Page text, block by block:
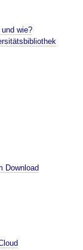
wie?
Download